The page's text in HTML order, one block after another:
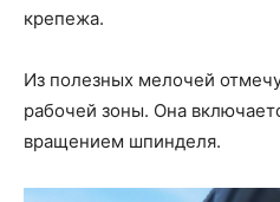
крепежа.
Из полезных мелочей
рабочей зоны. Она
вращением шпинделя.